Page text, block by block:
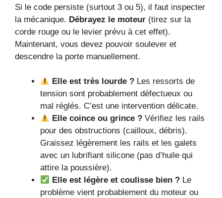
Si le code persiste (surtout 3 ou 5), il faut inspecter
la mécanique. Débrayez le moteur (tirez sur la
corde rouge ou le levier prévu à cet effet).
Maintenant, vous devez pouvoir soulever et
descendre la porte manuellement.
Elle est très lourde ? Les ressorts de
tension sont probablement défectueux ou
mal réglés. C’est une intervention délicate.
Elle coince ou grince ? Vérifiez les rails
pour des obstructions (cailloux, débris).
Graissez légèrement les rails et les galets
avec un lubrifiant silicone (pas d’huile qui
attire la poussière).
Elle est légère et coulisse bien ? Le
problème vient probablement du moteur ou